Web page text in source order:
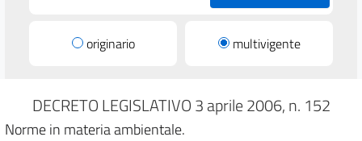
originario multivigente
DECRETO LEGISLATIVO 3 aprile 2006, n. 152
Norme in materia ambientale.